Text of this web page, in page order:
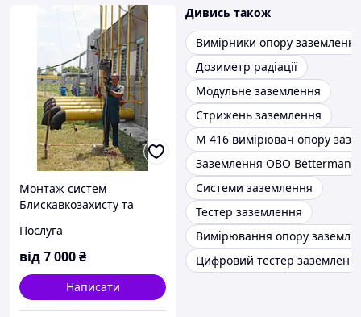
Монтаж систем
Блискавкозахисту та
Послуга
від7 000₴
Написати
Дивись також
Вимірники опору заземлення
Дозиметр радіації
Модульне заземлення
Стрижень заземлення
М 416 вимірювач опору
Заземлення OBO Bettermann
Системи заземлення
Тестер заземлення
Вимірювання опору
Цифровий тестер